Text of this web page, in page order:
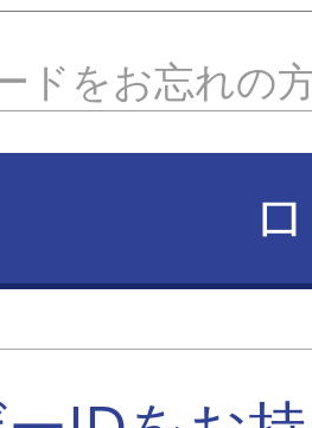
ドをお忘れの